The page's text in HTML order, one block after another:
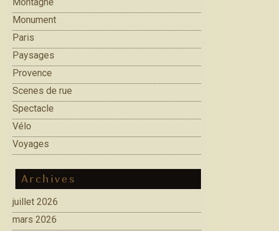
Monument
Paris
Paysages
Provence
Scenes de rue
Spectacle
Vélo
Voyages
Archives
juillet 2026
mars 2026